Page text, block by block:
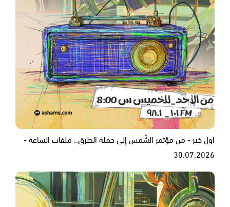
اول خبر - من مؤتمر الشّمس إلى حملة الطرق.. ملفات الساعة -
30.07.2026